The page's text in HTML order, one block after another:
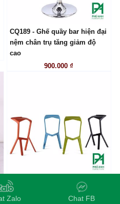
LIÊN HỆ
CQ189 - Ghế quầy bar hiện đại
nệm chân trụ tăng giảm độ
cao
900.000 ₫
CQ191 - Ghế bar cafe nhựa
đúc hiện đại nhập khẩu
Zalo Chat FB